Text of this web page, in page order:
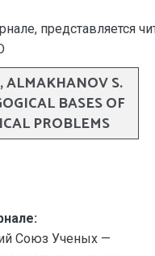
представляется
ALMAKHANOV S.
BASES OF
PROBLEMS
Союз Ученых —